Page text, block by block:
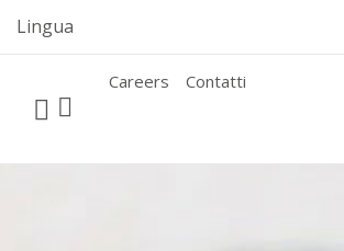
Lingua
Careers Contatti